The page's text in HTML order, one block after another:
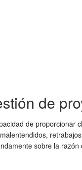
de
de proporcionar
sobre la